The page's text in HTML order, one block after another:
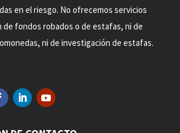
en el riesgo. No ofrecemos servicios
de fondos robados o de estafas, ni de
ni de investigación de estafas.